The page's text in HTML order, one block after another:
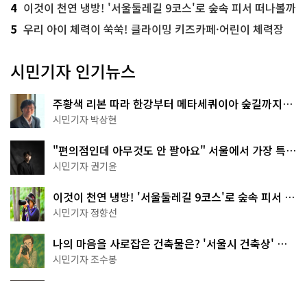
4 이것이 천연 냉방! '서울둘레길 9코스'로 숲속 피서 떠나볼까
5 우리 아이 체력이 쑥쑥! 클라이밍 키즈카페·어린이 체력장
시민기자 인기뉴스
주황색 리본 따라 한강부터 메타세쿼이아 숲길까지…
서울둘레길 15코스
시민기자 박상현
"편의점인데 아무것도 안 팔아요" 서울에서 가장 특별
한 편의점의 정체
시민기자 권기윤
이것이 천연 냉방! '서울둘레길 9코스'로 숲속 피서 떠
나볼까
시민기자 정향선
나의 마음을 사로잡은 건축물은? '서울시 건축상' 수
상작 공개!
시민기자 조수봉